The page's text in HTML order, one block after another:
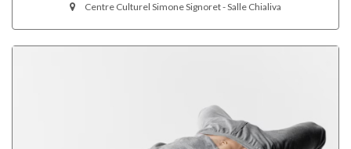
Centre Culturel Simone Signoret - Salle Chialiva